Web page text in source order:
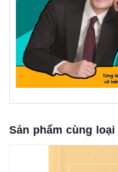
Sản phẩm cùng loại